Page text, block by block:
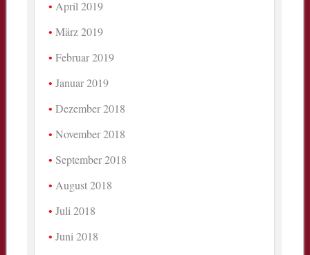
April 2019
März 2019
Februar 2019
Januar 2019
Dezember 2018
November 2018
September 2018
August 2018
Juli 2018
Juni 2018